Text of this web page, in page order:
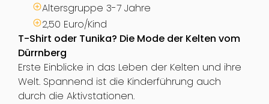
Altersgruppe 3-7 Jahre
2,50 Euro/Kind
T-Shirt oder Tunika? Die Mode der Kelten vom
Dürrnberg
Erste Einblicke in das Leben der Kelten und ihre
Welt. Spannend ist die Kinderführung auch
durch die Aktivstationen.